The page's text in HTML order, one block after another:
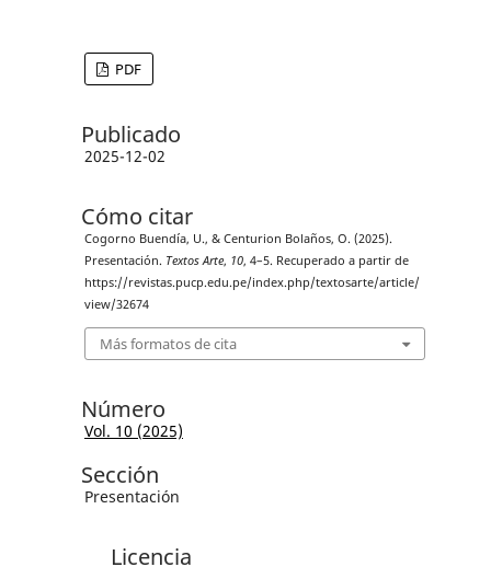
PDF
Publicado
2025-12-02
Cómo citar
Cogorno Buendía, U., & Centurion Bolaños, O. (2025).
Presentación. Textos Arte, 10, 4–5. Recuperado a partir de
https://revistas.pucp.edu.pe/index.php/textosarte/article/
view/32674
Más formatos de cita
Número
Vol. 10 (2025)
Sección
Presentación
Licencia